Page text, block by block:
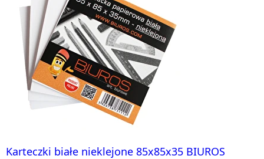
Karteczki białe nieklejone 85x85x35 BIUROS